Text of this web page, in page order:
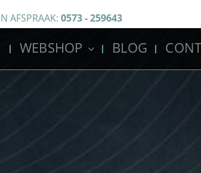
AFSPRAAK: 0573 - 259643
WEBSHOP BLOG